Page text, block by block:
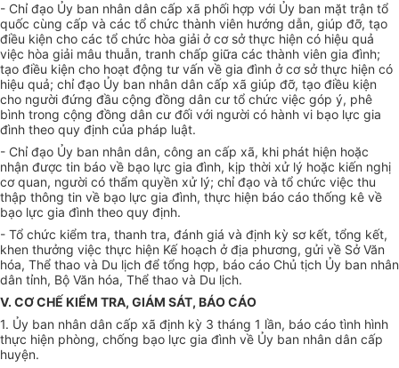
- Chỉ đạo Ủy ban nhân dân cấp xã phối hợp với Ủy ban mặt trận tổ
quốc cùng cấp và các tổ chức thành viên hướng dẫn, giúp đỡ, tạo
điều kiện cho các tổ chức hòa giải ở cơ sở thực hiện có hiệu quả
việc hòa giải mâu thuẫn, tranh chấp giữa các thành viên gia đình;
tạo điều kiện cho hoạt động tư vấn về gia đình ở cơ sở thực hiện có
hiệu quả; chỉ đạo Ủy ban nhân dân cấp xã giúp đỡ, tạo điều kiện
cho người đứng đầu cộng đồng dân cư tổ chức việc góp ý, phê
bình trong cộng đồng dân cư đối với người có hành vi bạo lực gia
đình theo quy định của pháp luật.
- Chỉ đạo Ủy ban nhân dân, công an cấp xã, khi phát hiện hoặc
nhận được tin báo về bạo lực gia đình, kịp thời xử lý hoặc kiến nghị
cơ quan, người có thẩm quyền xử lý; chỉ đạo và tổ chức việc thu
thập thông tin về bạo lực gia đình, thực hiện báo cáo thống kê về
bạo lực gia đình theo quy định.
- Tổ chức kiểm tra, thanh tra, đánh giá và định kỳ sơ kết, tổng kết,
khen thưởng việc thực hiện Kế hoạch ở địa phương, gửi về Sở Văn
hóa, Thể thao và Du lịch để tổng hợp, báo cáo Chủ tịch Ủy ban nhân
dân tỉnh, Bộ Văn hóa, Thể thao và Du lịch.
V. CƠ CHẾ KIỂM TRA, GIÁM SÁT, BÁO CÁO
1. Ủy ban nhân dân cấp xã định kỳ 3 tháng 1 lần, báo cáo tình hình
thực hiện phòng, chống bạo lực gia đình về Ủy ban nhân dân cấp
huyện.